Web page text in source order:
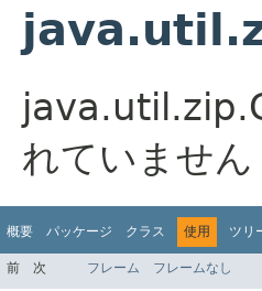
れていません
概要 パッケージ クラス 使用 ツリ
前 次 フレーム フレームなし